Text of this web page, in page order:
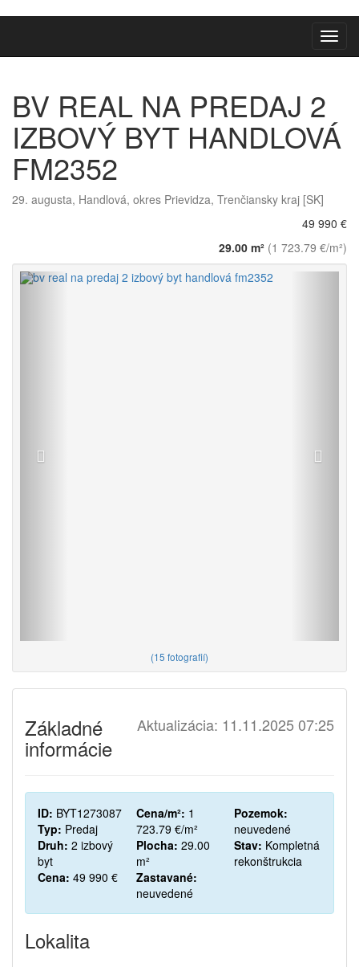
BV REAL NA PREDAJ 2
IZBOVÝ BYT HANDLOVÁ
FM2352
29. augusta, Handlová, okres Prievidza, Trenčiansky kraj [SK]
49 990 €
29.00 m² (1 723.79 €/m²)
Späť
(15 fotografií)
Aktualizácia: 11.11.2025 07:25
Základné
informácie
ID: BYT1273087
Typ: Predaj
Druh:
byt
Cena: 49 990 €
Cena/m²:
723.79 €/m²
Plocha:
m²
Zastavané:
neuvedené
Pozemok:
neuvedené
Stav:
rekonštrukcia
Lokalita